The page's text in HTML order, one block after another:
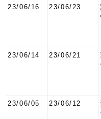
23/06/16 23/06/23
23/06/14 23/06/21
23/06/05 23/06/12